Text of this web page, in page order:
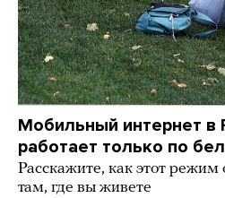
Мобильный интернет в
работает только по
Расскажите, как этот режим
там, где вы живете